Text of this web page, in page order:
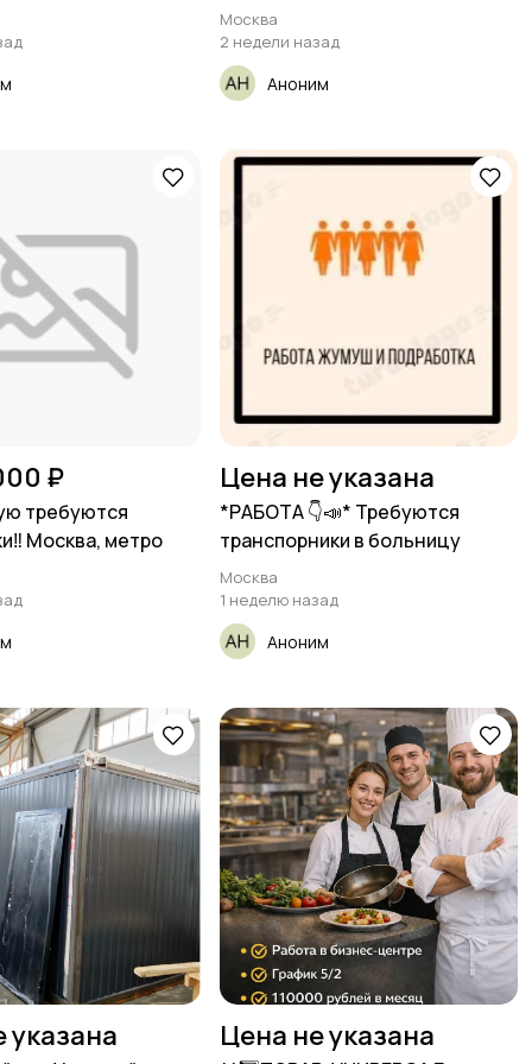
Москва
2 недели назад
Аноним
₽
требуются
Москва, метро
Цена не указана
*РАБОТА 👇📣* Требуются
транспорники в больницу
Москва
1 неделю назад
Аноним
указана Цена не указана